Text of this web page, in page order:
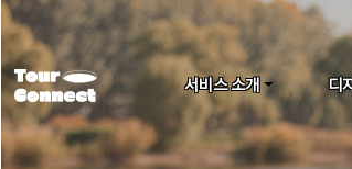
서비스 소개 디